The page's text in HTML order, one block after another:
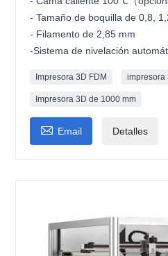
- Tamaño de boquilla de 0,8,
- Filamento de 2,85 mm
-Sistema de nivelación
Impresora 3D FDM impresora
Impresora 3D de 1000 mm
 Email Detalles